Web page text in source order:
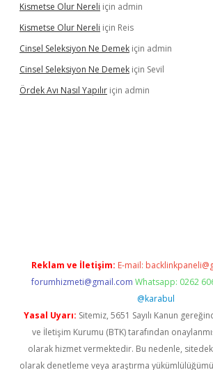
Kismetse Olur Nereli için admin
Kismetse Olur Nereli için Reis
Cinsel Seleksiyon Ne Demek için admin
Cinsel Seleksiyon Ne Demek için Sevil
Ördek Avı Nasıl Yapılır için admin
Reklam ve İletişim: E-mail:
forumhizmeti@gmail.com Whatsapp: 0262
@karabul
Yasal Uyarı: Sitemiz, 5651 Sayılı Kanun
ve İletişim Kurumu (BTK) tarafından
olarak hizmet vermektedir. Bu nedenle,
olarak denetleme veya araştırma